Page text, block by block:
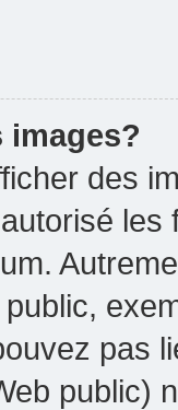
images?
des
pas
public)